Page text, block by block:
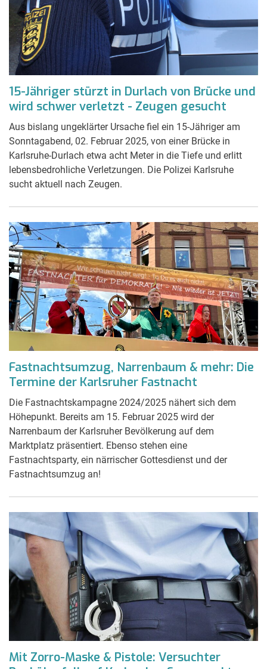
15-Jähriger stürzt in Durlach von Brücke und
wird schwer verletzt - Zeugen gesucht
Aus bislang ungeklärter Ursache fiel ein 15-Jähriger am
Sonntagabend, 02. Februar 2025, von einer Brücke in
Karlsruhe-Durlach etwa acht Meter in die Tiefe und erlitt
lebensbedrohliche Verletzungen. Die Polizei Karlsruhe
sucht aktuell nach Zeugen.
Fastnachtsumzug, Narrenbaum & mehr: Die
Termine der Karlsruher Fastnacht
Die Fastnachtskampagne 2024/2025 nähert sich dem
Höhepunkt. Bereits am 15. Februar 2025 wird der
Narrenbaum der Karlsruher Bevölkerung auf dem
Marktplatz präsentiert. Ebenso stehen eine
Fastnachtsparty, ein närrischer Gottesdienst und der
Fastnachtsumzug an!
Mit Zorro-Maske & Pistole: Versuchter